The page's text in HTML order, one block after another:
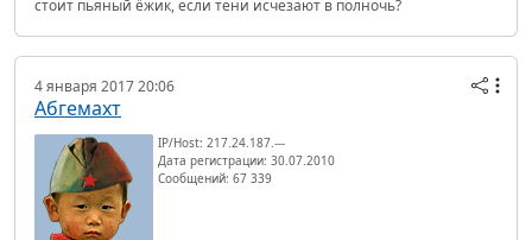
стоит пьяный ёжик, если тени исчезают в полночь?
4 января 2017 20:06
Абгемахт
IP/Host: 217.24.187.---
Дата регистрации: 30.07.2010
Сообщений: 67 339